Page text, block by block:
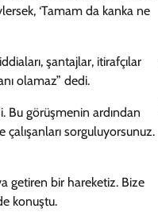
‘Tamam da kanka ne
şantajlar, itirafçılar
olamaz” dedi.
Bu görüşmenin ardından
çalışanları sorguluyorsunuz.
getiren bir hareketiz. Bize
konuştu.